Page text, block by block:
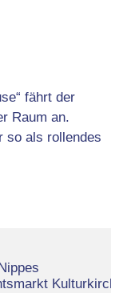
fährt der
Raum an.
so als rollendes
Kulturkirche